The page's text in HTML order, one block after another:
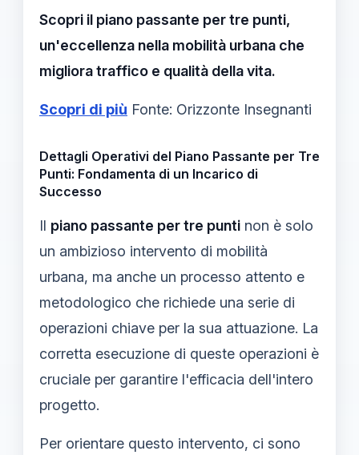
Scopri il piano passante per tre punti,
un'eccellenza nella mobilità urbana che
migliora traffico e qualità della vita.
Scopri di più Fonte: Orizzonte Insegnanti
Dettagli Operativi del Piano Passante per Tre
Punti: Fondamenta di un Incarico di
Successo
Il piano passante per tre punti non è solo
un ambizioso intervento di mobilità
urbana, ma anche un processo attento e
metodologico che richiede una serie di
operazioni chiave per la sua attuazione. La
corretta esecuzione di queste operazioni è
cruciale per garantire l'efficacia dell'intero
progetto.
Per orientare questo intervento, ci sono